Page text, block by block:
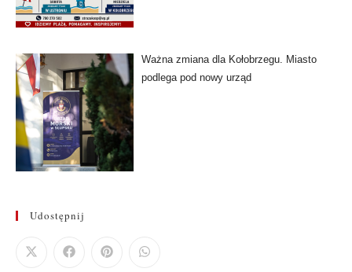
Ważna zmiana dla Kołobrzegu. Miasto
podlega pod nowy urząd
Udostępnij